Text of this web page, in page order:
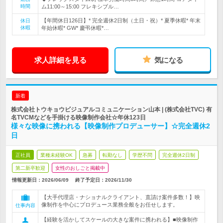
時間
ム11:00～15:00 フレキシブル…
休日
休暇
【年間休日126日】* 完全週休2日制（土日・祝）* 夏季休暇* 年末
年始休暇* GW* 慶弔休暇*…
求人詳細を見る 気になる
新着
株式会社トウキョウビジュアルコミュニケーション山本 | (株式会社TVC) 有
名TVCMなどを手掛ける映像制作会社☆年休123日
様々な映像に携われる【映像制作プロデューサー】☆完全週休2
日
正社員 業種未経験OK 急募 転勤なし 学歴不問 完全週休2日制
第二新卒歓迎 女性のおしごと掲載中
情報更新日：2026/06/09 終了予定日： 2026/11/30
仕事内容
【大手代理店・ナショナルクライアント、直請け案件多数！】映
像制作を中心にプロデュース業務全般をお任せします。
【経験を活かしてスケールの大きな案件に携われる】■映像制作